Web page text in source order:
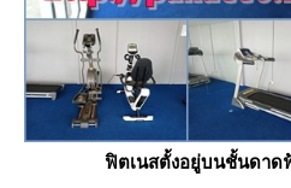
ฟิตเนสตั้งอยู่บนชั้นดาด